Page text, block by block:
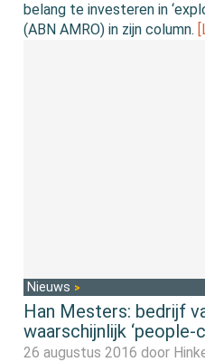
belang te investeren in
(ABN AMRO) in zijn column.
Nieuws
Han Mesters: bedrijf
waarschijnlijk ‘people-
26 augustus 2016 door